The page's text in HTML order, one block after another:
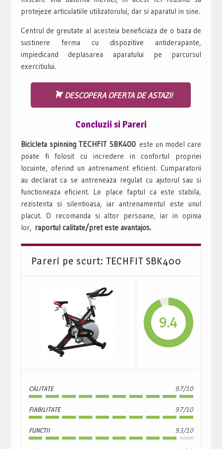
protejeze articulatiile utilizatorului, dar si aparatul in sine.
Centrul de greutate al acesteia beneficiaza de o baza de
sustinere ferma cu dispozitive antiderapante,
impiedicand deplasarea aparatului pe parcursul
exercitiului.
DESCOPERA OFERTA DE ASTAZI!
Concluzii si Pareri
Bicicleta spinning TECHFIT SBK400 este un model care
poate fi folosit cu incredere in confortul propriei
locuinte, oferind un antrenament eficient. Cumparatorii
au declarat ca se antreneaza regulat cu ajutorul sau si
functioneaza eficient. Le place faptul ca este stabila,
rezistenta si silentioasa, iar antrenamentul este unul
placut. O recomanda si altor persoane, iar in opinia
lor, raportul calitate/pret este avantajos.
Pareri pe scurt: TECHFIT SBK400
9.4
CALITATE 9.7/10
FIABILITATE 9.7/10
FUNCTII 9.3/10